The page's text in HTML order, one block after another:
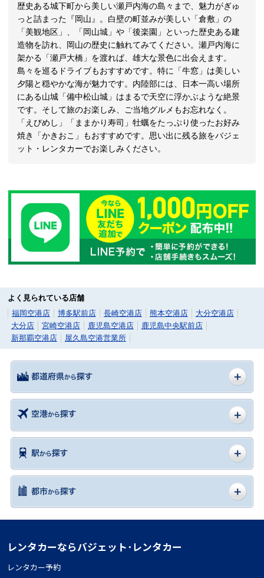
歴史ある城下町から美しい瀬戸内海の島々まで、魅力がぎゅ
っと詰まった『岡山』。白壁の町並みが美しい「倉敷」の
「美観地区」、「岡山城」や「後楽園」といった歴史ある建
造物を訪れ、岡山の歴史に触れてみてください。瀬戸内海に
架かる「瀬戸大橋」を渡れば、雄大な景色に出会えます。
島々を巡るドライブもおすすめです。特に「牛窓」は美しい
夕陽と穏やかな海が魅力です。内陸部には、日本一高い場所
にある山城「備中松山城」はまるで天空に浮かぶような絶景
です。そして旅のお楽しみ、ご当地グルメもお忘れなく。
「えびめし」「ままかり寿司」牡蠣をたっぷり使ったお好み
焼き「かきおこ」もおすすめです。思い出に残る旅をバジェ
ット・レンタカーでお楽しみください。
よく見られている店舗
福岡空港店
博多駅前店 長崎空港店 熊本空港店
大分空港店
大分店
宮崎空港店 鹿児島空港店
鹿児島中央駅前店
新那覇空港店
屋久島空港営業所
レンタカーならバジェット･レンタカー
レンタカー予約